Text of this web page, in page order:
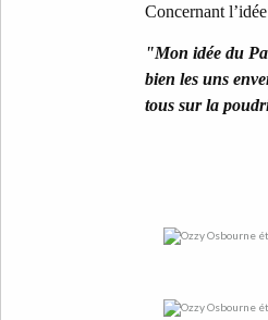
Concernant
"Mon idée du
bien les uns
tous sur la